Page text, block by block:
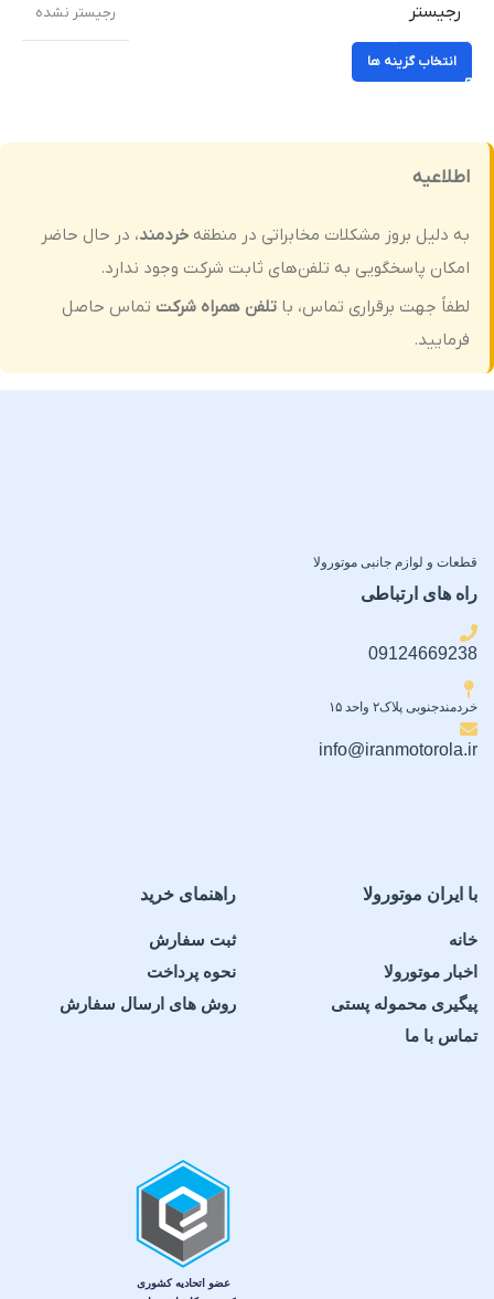
رجیستر رجیستر نشده
انتخاب گزینه ها
اطلاعیه
به دلیل بروز مشکلات مخابراتی در منطقه خردمند، در حال حاضر
امکان پاسخگویی به تلفن‌های ثابت شرکت وجود ندارد.
لطفاً جهت برقراری تماس، با تلفن همراه شرکت تماس حاصل
فرمایید.
قطعات و لوازم جانبی موتورولا
راه های ارتباطی
09124669238
خردمندجنوبی پلاک۲ واحد ۱۵
info@iranmotorola.ir
با ایران موتورولا
خانه
اخبار موتورولا
پیگیری محموله پستی
تماس با ما
راهنمای خرید
ثبت سفارش
نحوه پرداخت
روش های ارسال سفارش